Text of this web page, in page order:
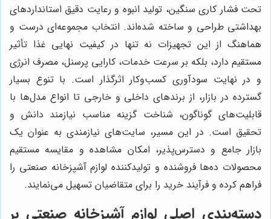
تحت فشار کاری سنگین، تولید انبوه و رعایت دقیق استانداردهای
بهداشتی طراحی و ساخته شده‌اند. انتخاب مجموعه‌ای درست و
هماهنگ از این تجهیزات نه تنها در کیفیت نهایی غذا تأثیر
مستقیم دارد، بلکه بر سرعت خدمات، کارایی پرسنل، مصرف انرژی
و در نهایت سودآوری کسب‌وکار اثرگذار است. با تنوع بسیار
گسترده در بازار، از برندهای داخلی و خارجی تا انواع مدل‌ها با
قابلیت‌های گوناگون، شناخت گزینه مناسب نیازمند دانش و
تحقیق است. در این مسیر، سایت‌های نیازمندی به عنوان یک
بازار جامع و دسترس‌پذیر، امکان مشاهده و مقایسه مستقیم
محصولات ده‌ها فروشنده و تولیدکننده لوازم آشپزخانه صنعتی را
فراهم کرده و فرآیند خرید را برای متقاضیان تسهیل می‌نمایند.
دسته‌بندی اصلی لوازم آشپزخانه صنعتی بر